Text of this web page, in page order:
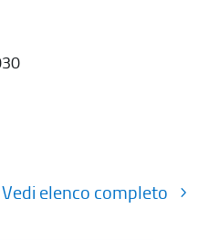
Vedi elenco completo